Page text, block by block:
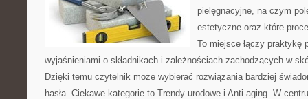
pielęgnacyjne, na czym
estetyczne oraz które
To miejsce łączy praktykę
wyjaśnieniami o składnikach i zależnościach zachodzących w
Dzięki temu czytelnik może wybierać rozwiązania bardziej
hasła. Ciekawe kategorie to Trendy urodowe i Anti-aging. W